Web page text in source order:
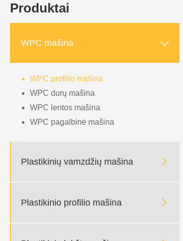
Produktai
WPC mašina 
WPC profilio mašina
WPC durų mašina
WPC lentos mašina
WPC pagalbinė mašina
Plastikinių vamzdžių mašina 
Plastikinio profilio mašina 